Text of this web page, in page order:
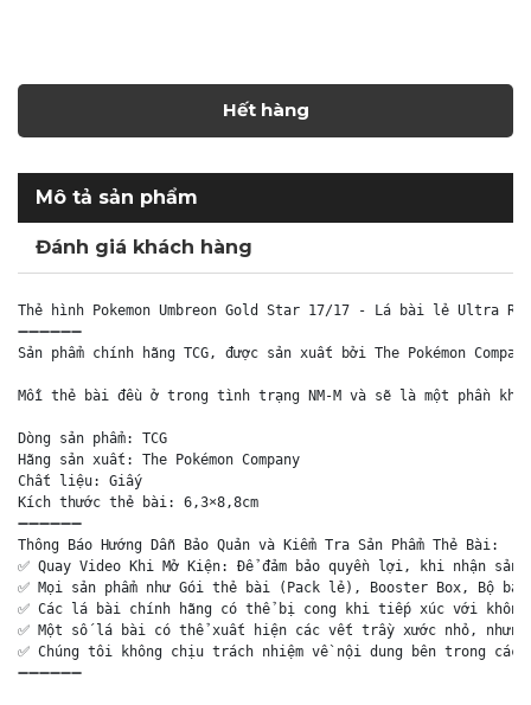
Hết hàng
Mô tả sản phẩm
Đánh giá khách hàng
Thẻ hình Pokemon Umbreon Gold Star 17/17 - Lá bài lẻ Ultra
➖➖➖➖➖➖
Sản phẩm chính hãng TCG, được sản xuất bởi The Pokémon
Mỗi thẻ bài đều ở trong tình trạng NM-M và sẽ là một phần
Dòng sản phẩm: TCG
Hãng sản xuất: The Pokémon Company
Chất liệu: Giấy
Kích thước thẻ bài: 6,3×8,8cm
➖➖➖➖➖➖
Thông Báo Hướng Dẫn Bảo Quản và Kiểm Tra Sản Phẩm Thẻ Bài:
✅ Quay Video Khi Mở Kiện: Để đảm bảo quyền lợi, khi nhận
✅ Mọi sản phẩm như Gói thẻ bài (Pack lẻ), Booster Box, Bộ
✅ Các lá bài chính hãng có thể bị cong khi tiếp xúc với
✅ Một số lá bài có thể xuất hiện các vết trầy xước nhỏ,
✅ Chúng tôi không chịu trách nhiệm về nội dung bên trong
➖➖➖➖➖➖